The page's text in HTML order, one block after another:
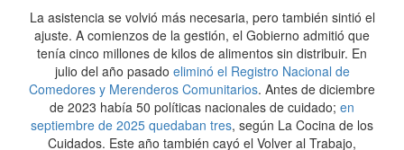
La asistencia se volvió más necesaria, pero también sintió el
ajuste. A comienzos de la gestión, el Gobierno admitió que
tenía cinco millones de kilos de alimentos sin distribuir. En
julio del año pasado eliminó el Registro Nacional de
Comedores y Merenderos Comunitarios. Antes de diciembre
de 2023 había 50 políticas nacionales de cuidado; en
septiembre de 2025 quedaban tres, según La Cocina de los
Cuidados. Este año también cayó el Volver al Trabajo,